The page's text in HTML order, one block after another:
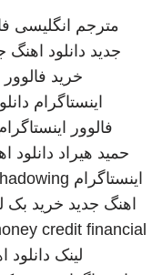
مترجم انگلیسی
جدید دانلود اهنگ
خرید
اینستاگرام
فالوور
حمید هیراد دانلود
اینستاگرام
اهنگ جدید خرید بک
credit financial
لینک دانلود